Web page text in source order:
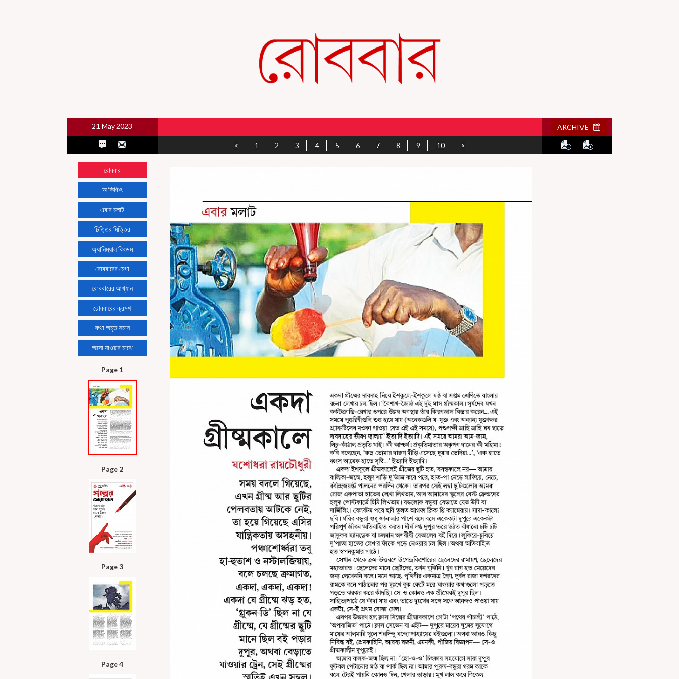
21 May 2023 ARCHIVE
< 1 2 3 4 5 6 7 8 9 10 >
রোববার
অ কিঞ্চিৎ
এবার মলাট
চিত্তির মিত্তির
অ্যানিম্যাল কিংডম
রোববারের মেগা
রোববারের আখ্যান
রোববারের ক্রমশ
কথা অমৃত সমান
আসা যাওয়ার মাঝে
Page 1
Page 2
Page 3
Page 4